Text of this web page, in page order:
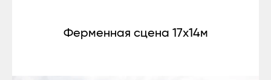
Ферменная сцена 17x14м